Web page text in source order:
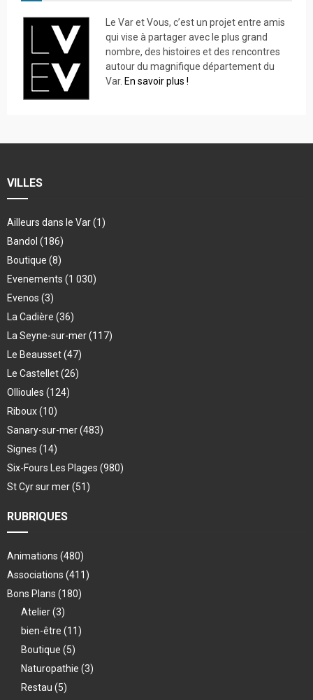
Le Var et Vous, c’est un projet entre amis
qui vise à partager avec le plus grand
nombre, des histoires et des rencontres
autour du magnifique département du
Var. En savoir plus !
VILLES
Ailleurs dans le Var(1)
Bandol (186)
Boutique (8)
Evenements (1 030)
Evenos (3)
La Cadière (36)
La Seyne-sur-mer(117)
Le Beausset(47)
Le Castellet(26)
Ollioules (124)
Riboux(10)
Sanary-sur-mer(483)
Signes (14)
Six-Fours Les Plages (980)
St Cyr sur mer(51)
RUBRIQUES
Animations (480)
Associations (411)
Bons Plans (180)
Atelier(3)
bien-être (11)
Boutique (5)
Naturopathie (3)
Restau (5)